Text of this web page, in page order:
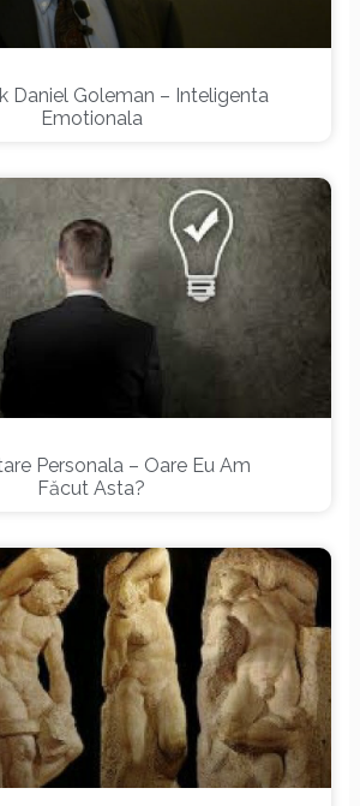
Daniel Goleman – Inteligenta
Emotionala
Personala – Oare Eu Am
Făcut Asta?